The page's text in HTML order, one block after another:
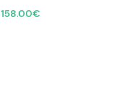
158.00€